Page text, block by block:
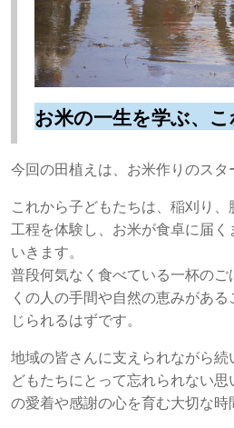
お米の一生を学ぶ、
今回の田植えは、お米作りのスタ
これから子どもたちは、稲刈り
工程を体験し、お米が食卓に届
いきます。
普段何気なく食べている一杯の
くの人の手間や自然の恵みがあ
じられるはずです。
地域の皆さんに支えられながら
どもたちにとって忘れられない
の愛着や感謝の心を育む大切な時